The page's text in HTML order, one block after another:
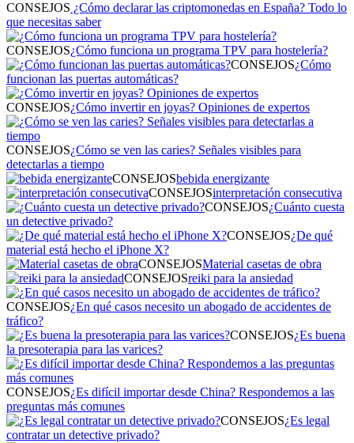
CONSEJOS ¿Cómo declarar las criptomonedas en España? Todo lo
que necesitas saber
CONSEJOS¿Cómo funciona un programa TPV para hostelería?
CONSEJOS¿Cómo
funcionan las puertas automáticas?
CONSEJOS¿Cómo invertir en joyas? Opiniones de expertos
CONSEJOS¿Cómo se ven las caries? Señales visibles para
detectarlas a tiempo
CONSEJOSbebida energizante
CONSEJOSinterpretación consecutiva
CONSEJOS¿Cuánto cuesta
un detective privado?
CONSEJOS¿De qué
material está hecho el iPhone X?
CONSEJOSMaterial casetas de obra
CONSEJOSreiki para la ansiedad
CONSEJOS¿En qué casos necesito un abogado de accidentes de
tráfico?
CONSEJOS¿Es buena
la presoterapia para las varices?
CONSEJOS¿Es difícil importar desde China? Respondemos a las
preguntas más comunes
CONSEJOS¿Es legal
contratar un detective privado?